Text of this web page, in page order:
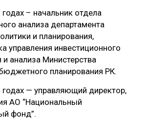
– начальник отдела
анализа департамента
и планирования,
управления инвестиционного
и анализа Министерства
планирования РК.
— управляющий директор,
АО “Национальный
фонд”.